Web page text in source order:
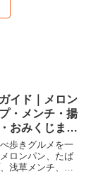
イド｜メロン
・メンチ・揚
おみくじまで
歩きグルメを一
ロンパン、たば
浅草メンチ、九